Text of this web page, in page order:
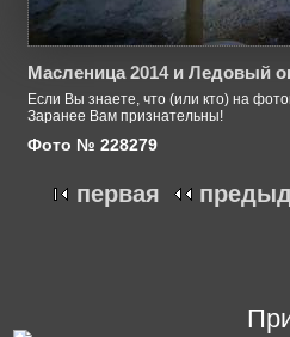
Масленица 2014 и Ледовый
Если Вы знаете, что (или кто) на
Заранее Вам признательны!
Фото № 228279
первая